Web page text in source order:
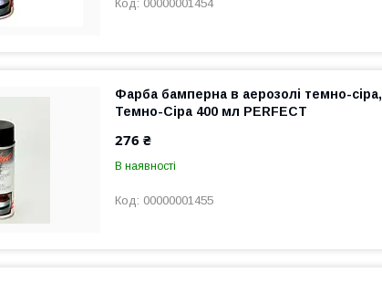
00000001454
Фарба бамперна в аерозолі темно-сіра,
Темно-Сіра 400 мл PERFECT
276 ₴
В наявності
00000001455